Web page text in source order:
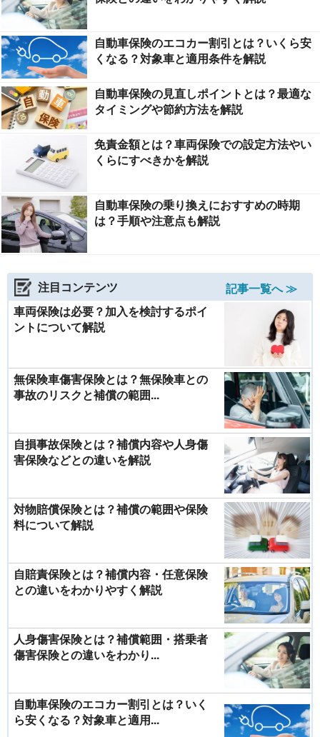
自動車保険のエコカー割引とは？いくら安
くなる？対象車と適用条件を解説
自動車保険の見直しポイントとは？最適な
タイミングや節約方法を解説
免責金額とは？車両保険での設定方法やい
くらにすべきかを解説
自動車保険の乗り換えにおすすめの時期
は？手順や注意点も解説
注目コンテンツ
記事一覧へ ≫
車両保険は必要？加入を検討するポイ
ントについて解説
無保険車傷害保険とは？無保険車との
事故のリスクと補償の範囲...
自損事故保険とは？補償内容や人身傷
害保険などとの違いを解説
対物賠償保険とは？補償の範囲や保険
料について解説
自賠責保険とは？補償内容・任意保険
との違いをわかりやすく解説
人身傷害保険とは？補償範囲・搭乗者
傷害保険との違いをわかり...
自動車保険のエコカー割引とは？いく
ら安くなる？対象車と適用...